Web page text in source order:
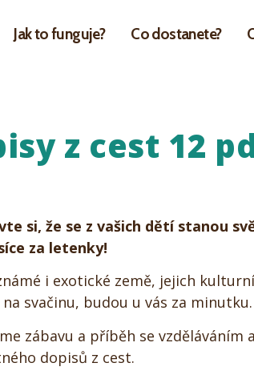
Jak to funguje? Co dostanete?
z cest 12
si, že se z vašich dětí stanou
za letenky!
i exotické země, jejich
svačinu, budou u vás za minutku.
zábavu a příběh se
dopisů z cest.